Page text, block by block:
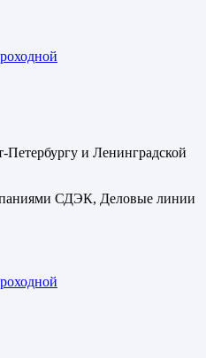
Петербургу и Ленинградской
СДЭК, Деловые линии